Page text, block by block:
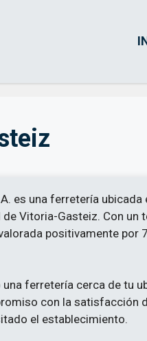
es una ferretería
de Vitoria-Gasteiz. Con
positivamente por
ferretería cerca de tu
con la satisfacción
el establecimiento.